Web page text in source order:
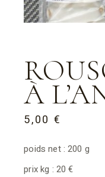
À
5,00 €
poids net : 200 g
prix kg : 20 €